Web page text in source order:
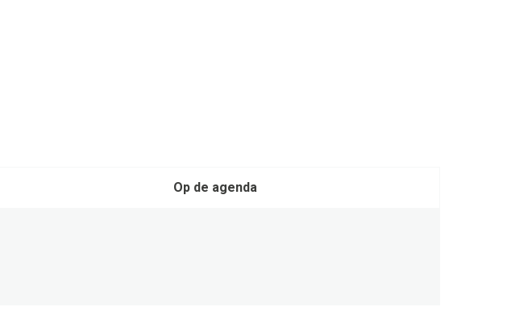
Op de agenda